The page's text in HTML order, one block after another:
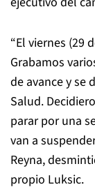
“El viernes (29
Grabamos
de avance y se
Salud.
parar por una
van a
Reyna,
propio Luksic.